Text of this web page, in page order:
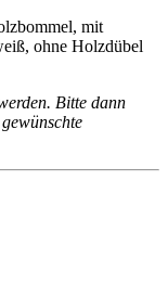
mit
ohne Holzdübel
Bitte dann